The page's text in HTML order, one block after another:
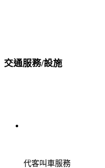
交通服務/設施
代客叫車服務